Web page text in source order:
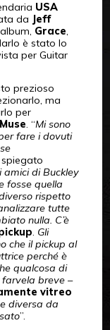
USA
da
Jeff
Grace,
è stato lo
per Guitar
prezioso
ma
per
. “Mi sono
fare i dovuti
di Buckley
fosse quella
rispetto
tutte
nulla. C’è
. Gli
che il pickup al
perché è
qualcosa di
breve–
vitreo
diversa da
”.